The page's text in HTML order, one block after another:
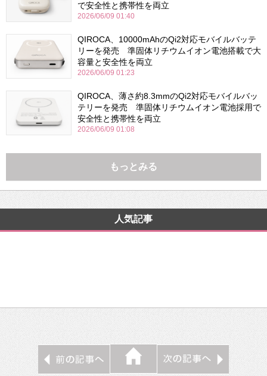
で安全性と携帯性を両立
2026/06/09 01:40
QIROCA、10000mAhのQi2対応モバイルバッテ
リーを発売 準固体リチウムイオン電池搭載で大
容量と安全性を両立
2026/06/09 01:23
QIROCA、薄さ約8.3mmのQi2対応モバイルバッ
テリーを発売 準固体リチウムイオン電池採用で
安全性と携帯性を両立
2026/06/09 01:08
もっとみる
人気記事